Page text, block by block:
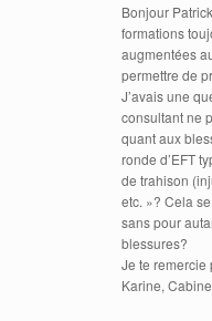
Bonjour
formations
augmentées
permettre de
J’avais une
consultant ne
quant aux
ronde d’EFT
de trahison
etc. »? Cela
sans pour
blessures?
Je te remercie
Karine,